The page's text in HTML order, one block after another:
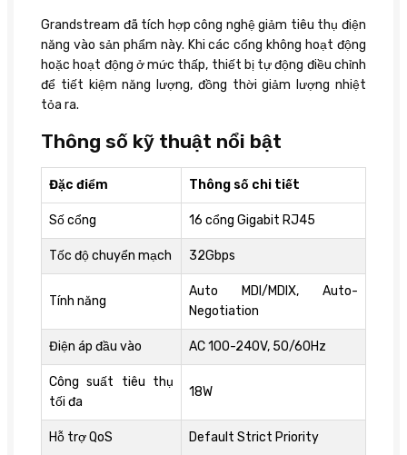
Grandstream đã tích hợp công nghệ giảm tiêu thụ điện
năng vào sản phẩm này. Khi các cổng không hoạt động
hoặc hoạt động ở mức thấp, thiết bị tự động điều chỉnh
để tiết kiệm năng lượng, đồng thời giảm lượng nhiệt
tỏa ra.
Thông số kỹ thuật nổi bật
Đặc điểm Thông số chi tiết
Số cổng 16 cổng Gigabit RJ45
Tốc độ chuyển mạch 32Gbps
Tính năng
Auto MDI/MDIX, Auto-
Negotiation
Điện áp đầu vào AC 100-240V, 50/60Hz
Công suất tiêu thụ
tối đa
18W
Hỗ trợ QoS Default Strict Priority